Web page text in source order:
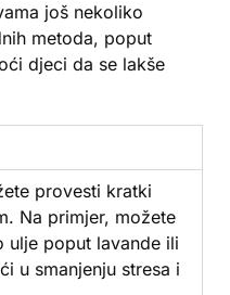
još nekoliko
metoda, poput
djeci da se lakše
provesti kratki
Na primjer, možete
ulje poput lavande ili
u smanjenju stresa i